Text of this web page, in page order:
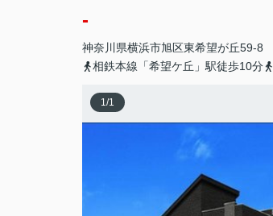
-
神奈川県横浜市旭区東希望が丘59-8
相鉄本線「希望ケ丘」駅徒歩10分
1/1